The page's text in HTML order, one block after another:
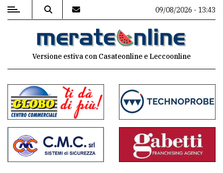
MENU
commenti
Contenuti
del
sito
09/08/2026 - 13:43
Versione estiva con Casateonline e Leccoonline